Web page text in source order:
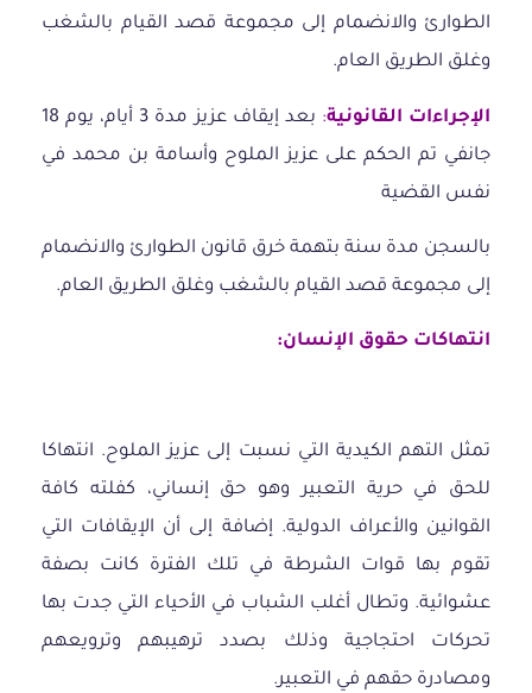
الطوارئ والانضمام إلى مجموعة قصد القيام بالشغب
وغلق الطريق العام.
الإجراءات القانونية:
بعد إيقاف عزيز مدة 3 أيام، يوم 18
جانفي تم الحكم على عزيز الملوح وأسامة بن محمد في
نفس القضية
بالسجن مدة سنة بتهمة خرق قانون الطوارئ والانضمام
إلى مجموعة قصد القيام بالشغب وغلق الطريق العام.
انتهاكات حقوق الإنسان:
تمثل التهم الكيدية التي نسبت إلى عزيز الملوح. انتهاكا
للحق في حرية التعبير وهو حق إنساني، كفلته كافة
القوانين والأعراف الدولية. إضافة إلى أن الإيقافات التي
تقوم بها قوات الشرطة في تلك الفترة كانت بصفة
عشوائية. وتطال أغلب الشباب في الأحياء التي جدت بها
تحركات احتجاجية وذلك بصدد ترهيبهم وترويعهم
ومصادرة حقهم في التعبير.